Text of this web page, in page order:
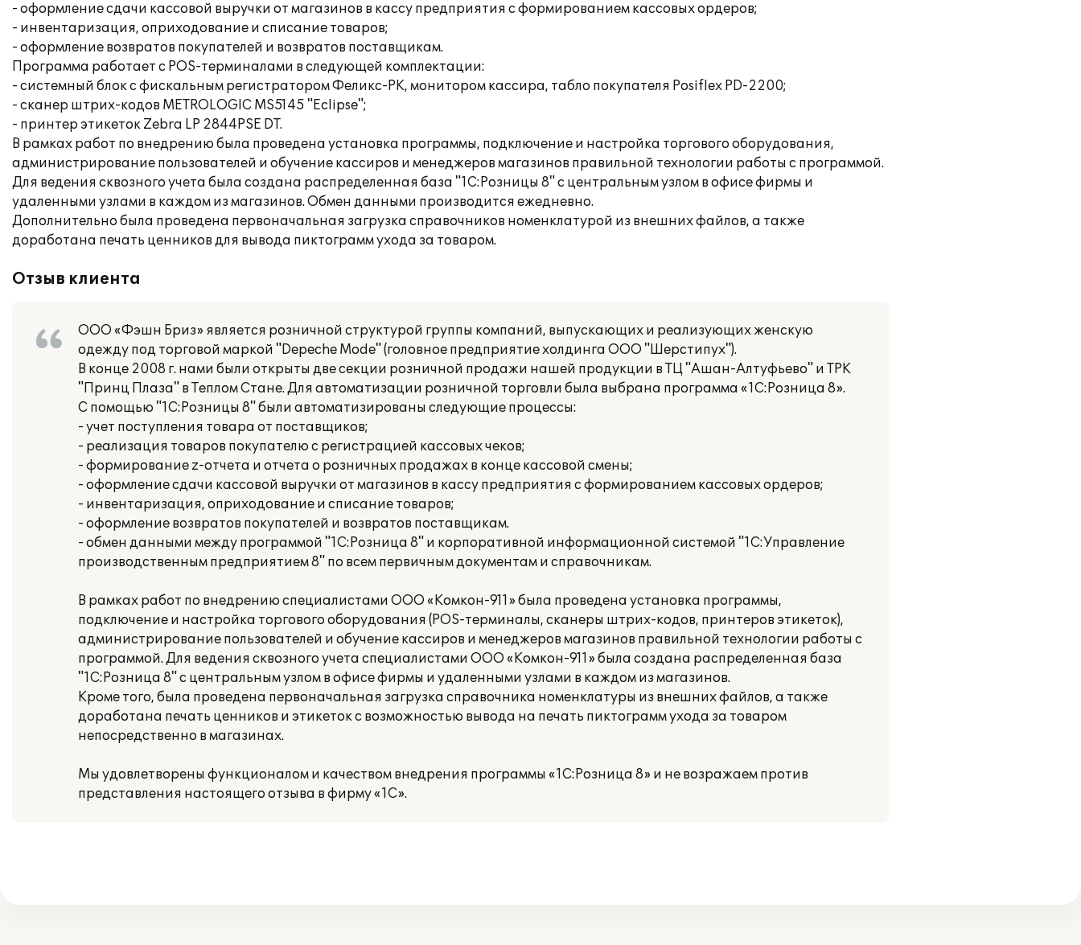
- оформление сдачи кассовой выручки от магазинов в кассу предприятия с формированием кассовых ордеров;
- инвентаризация, оприходование и списание товаров;
- оформление возвратов покупателей и возвратов поставщикам.
Программа работает с POS-терминалами в следующей комплектации:
- системный блок с фискальным регистратором Феликс-РК, монитором кассира, табло покупателя Posiflex PD-2200;
- сканер штрих-кодов METROLOGIC MS5145 "Eclipse";
- принтер этикеток Zebra LP 2844PSE DT.
В рамках работ по внедрению была проведена установка программы, подключение и настройка торгового оборудования,
администрирование пользователей и обучение кассиров и менеджеров магазинов правильной технологии работы с программой.
Для ведения сквозного учета была создана распределенная база "1С:Розницы 8" с центральным узлом в офисе фирмы и
удаленными узлами в каждом из магазинов. Обмен данными производится ежедневно.
Дополнительно была проведена первоначальная загрузка справочников номенклатурой из внешних файлов, а также
доработана печать ценников для вывода пиктограмм ухода за товаром.
Отзыв клиента
ООО «Фэшн Бриз» является розничной структурой группы компаний, выпускающих и реализующих женскую
одежду под торговой маркой "Depeche Mode" (головное предприятие холдинга ООО "Шерстипух").
В конце 2008 г. нами были открыты две секции розничной продажи нашей продукции в ТЦ "Ашан-Алтуфьево" и ТРК
"Принц Плаза" в Теплом Стане. Для автоматизации розничной торговли была выбрана программа «1С:Розница 8».
С помощью "1С:Розницы 8" были автоматизированы следующие процессы:
- учет поступления товара от поставщиков;
- реализация товаров покупателю с регистрацией кассовых чеков;
- формирование z-отчета и отчета о розничных продажах в конце кассовой смены;
- оформление сдачи кассовой выручки от магазинов в кассу предприятия с формированием кассовых ордеров;
- инвентаризация, оприходование и списание товаров;
- оформление возвратов покупателей и возвратов поставщикам.
- обмен данными между программой "1С:Розница 8" и корпоративной информационной системой "1С:Управление
производственным предприятием 8" по всем первичным документам и справочникам.
В рамках работ по внедрению специалистами ООО «Комкон-911» была проведена установка программы,
подключение и настройка торгового оборудования (POS-терминалы, сканеры штрих-кодов, принтеров этикеток),
администрирование пользователей и обучение кассиров и менеджеров магазинов правильной технологии работы с
программой. Для ведения сквозного учета специалистами ООО «Комкон-911» была создана распределенная база
"1С:Розница 8" с центральным узлом в офисе фирмы и удаленными узлами в каждом из магазинов.
Кроме того, была проведена первоначальная загрузка справочника номенклатуры из внешних файлов, а также
доработана печать ценников и этикеток с возможностью вывода на печать пиктограмм ухода за товаром
непосредственно в магазинах.
Мы удовлетворены функционалом и качеством внедрения программы «1С:Розница 8» и не возражаем против
представления настоящего отзыва в фирму «1С».